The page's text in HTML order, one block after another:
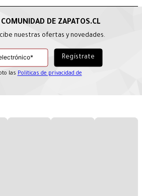
nuestras ofertas y novedades.
las Políticas de privacidad de